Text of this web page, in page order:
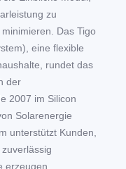
zu
Das Tigo
eine flexible
rundet das
der
2007 im Silicon
Solarenergie
unterstützt Kunden,
erzeugen.